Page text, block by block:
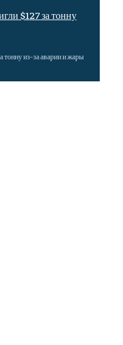
$127 за тонну
тонну из-за аварии и жары